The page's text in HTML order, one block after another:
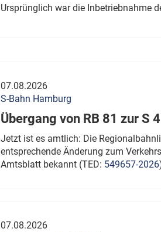
Dossier: ETCS
Ursprünglich war die Inbetriebnahme
07.08.2026
S-Bahn Hamburg
Übergang von RB 81 zur S
Jetzt ist es amtlich: Die
entsprechende Änderung zum
Amtsblatt bekannt (TED: 549657-2026
07.08.2026